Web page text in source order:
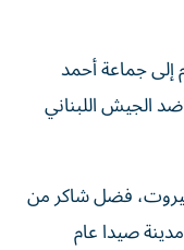
إلى جماعة أحمد
الجيش اللبناني
فضل شاكر من
صيدا عام